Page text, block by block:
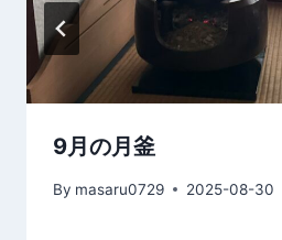
9月の月釜
By masaru0729 2025-08-30